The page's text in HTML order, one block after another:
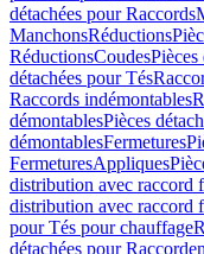
détachées pour Raccords
ManchonsRéductions
RéductionsCoudesPièces
détachées pour Tés
Raccords indémontables
démontablesPièces
démontablesFermetures
FermeturesAppliques
distribution avec raccord
distribution avec raccord
pour Tés pour chauffage
détachées pour